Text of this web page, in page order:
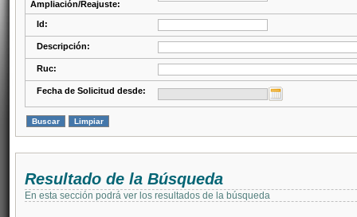
Ampliación/Reajuste:
Id:
Descripción:
Ruc:
Fecha de Solicitud desde:
Resultado de la Búsqueda
En esta sección podrá ver los resultados de la búsqueda